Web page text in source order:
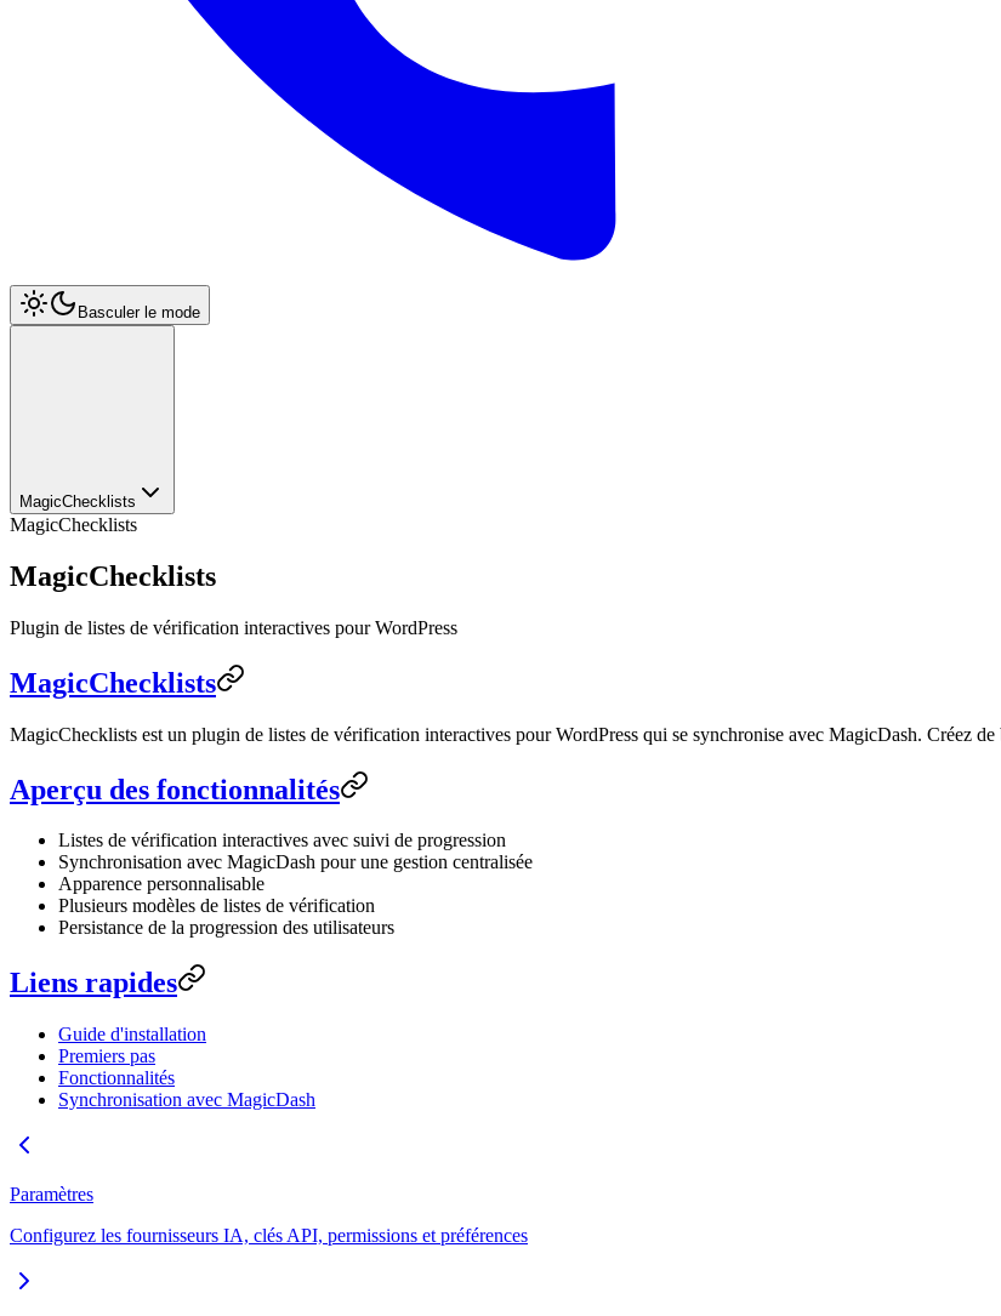
Basculer le mode
MagicChecklists
MagicChecklists
MagicChecklists
Plugin de listes de vérification interactives pour WordPress
MagicChecklists
MagicChecklists est un plugin de listes de vérification interactives pour WordPress qui se synchronise avec MagicDash. Créez
Aperçu des fonctionnalités
Listes de vérification interactives avec suivi de progression
Synchronisation avec MagicDash pour une gestion centralisée
Apparence personnalisable
Plusieurs modèles de listes de vérification
Persistance de la progression des utilisateurs
Liens rapides
Guide d'installation
Premiers pas
Fonctionnalités
Synchronisation avec MagicDash
Paramètres
Configurez les fournisseurs IA, clés API, permissions et préférences